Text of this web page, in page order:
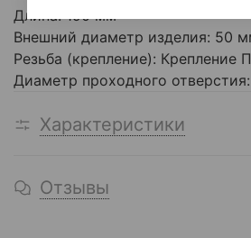
Длина: 190 мм
Внешний диаметр изделия: 50
Резьба (крепление): Крепление
Диаметр проходного
Характеристики
Отзывы